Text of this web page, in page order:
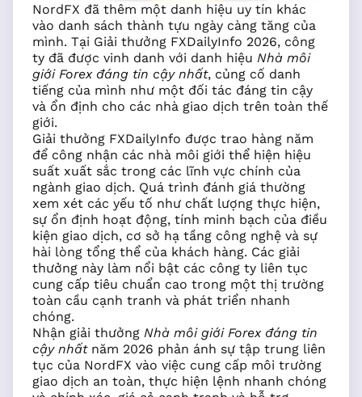
NordFX đã thêm một danh hiệu uy tín khác
vào danh sách thành tựu ngày càng tăng của
mình. Tại Giải thưởng FXDailyInfo 2026, công
ty đã được vinh danh với danh hiệu Nhà môi
giới Forex đáng tin cậy nhất, củng cố danh
tiếng của mình như một đối tác đáng tin cậy
và ổn định cho các nhà giao dịch trên toàn thế
giới.
Giải thưởng FXDailyInfo được trao hàng năm
để công nhận các nhà môi giới thể hiện hiệu
suất xuất sắc trong các lĩnh vực chính của
ngành giao dịch. Quá trình đánh giá thường
xem xét các yếu tố như chất lượng thực hiện,
sự ổn định hoạt động, tính minh bạch của điều
kiện giao dịch, cơ sở hạ tầng công nghệ và sự
hài lòng tổng thể của khách hàng. Các giải
thưởng này làm nổi bật các công ty liên tục
cung cấp tiêu chuẩn cao trong một thị trường
toàn cầu cạnh tranh và phát triển nhanh
chóng.
Nhận giải thưởng Nhà môi giới Forex đáng tin
cậy nhấtnăm 2026 phản ánh sự tập trung liên
tục của NordFX vào việc cung cấp môi trường
giao dịch an toàn, thực hiện lệnh nhanh chóng